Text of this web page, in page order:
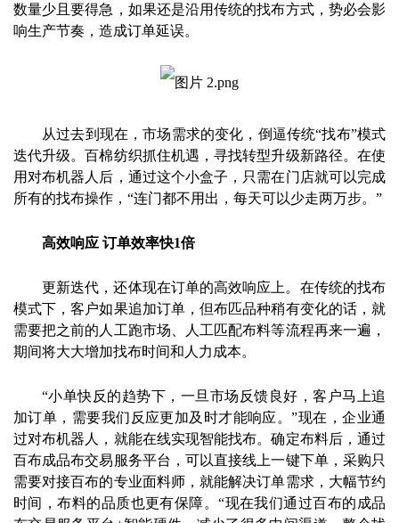
数量少且要得急，如果还是沿用传统的找布方式，势必会影
响生产节奏，造成订单延误。
从过去到现在，市场需求的变化，倒逼传统“找布”模式
迭代升级。百棉纺织抓住机遇，寻找转型升级新路径。在使
用对布机器人后，通过这个小盒子，只需在门店就可以完成
所有的找布操作，“连门都不用出，每天可以少走两万步。”
高效响应 订单效率快1倍
更新迭代，还体现在订单的高效响应上。在传统的找布
模式下，客户如果追加订单，但布匹品种稍有变化的话，就
需要把之前的人工跑市场、人工匹配布料等流程再来一遍，
期间将大大增加找布时间和人力成本。
“小单快反的趋势下，一旦市场反馈良好，客户马上追
加订单，需要我们反应更加及时才能响应。”现在，企业通
过对布机器人，就能在线实现智能找布。确定布料后，通过
百布成品布交易服务平台，可以直接线上一键下单，采购只
需要对接百布的专业面料师，就能解决订单需求，大幅节约
时间，布料的品质也更有保障。“现在我们通过百布的成品